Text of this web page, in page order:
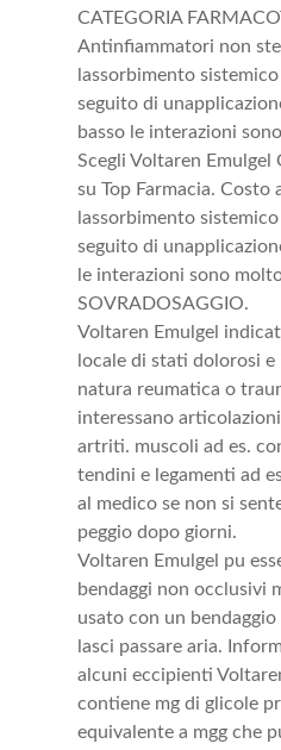
CATEGORIA
Antinfiammatori non
lassorbimento
seguito di
basso le interazioni
Scegli Voltaren
su Top Farmacia. Costo
lassorbimento
seguito di
le interazioni sono
SOVRADOSAGGIO.
Voltaren Emulgel
locale di stati dolorosi
natura reumatica o
interessano
artriti. muscoli ad es.
tendini e legamenti ad
al medico se non si
peggio dopo giorni.
Voltaren Emulgel pu
bendaggi non occlusivi
usato con un
lasci passare aria.
alcuni eccipienti
contiene mg di glicole
equivalente a mgg che